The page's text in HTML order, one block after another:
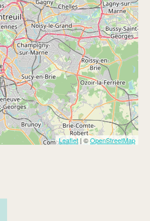
Leaflet | ©OpenStreetMap